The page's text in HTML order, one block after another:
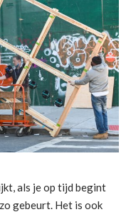
als je op tijd begint
gebeurt. Het is ook